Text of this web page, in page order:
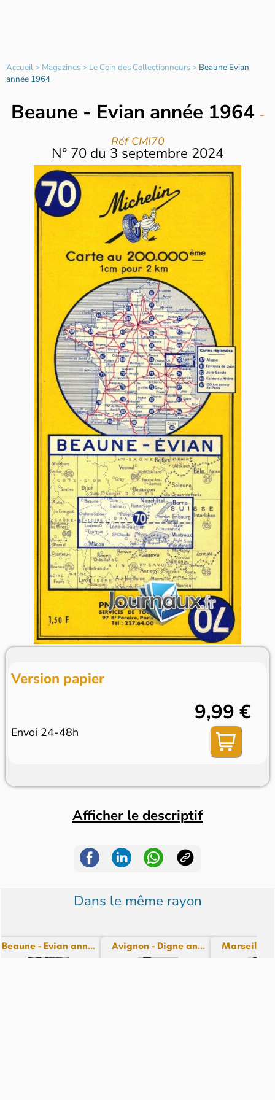
Accueil> Magazines> Le Coin des Collectionneurs> Beaune Evian
année 1964
Beaune - Evian année 1964 -
Réf CMI70
N° 70 du 3 septembre 2024
Version papier
Envoi 24-48h
9,99 €
Afficher le descriptif
Dans le même rayon
Beaune - Evian ann... Avignon - Digne an... Marseille -